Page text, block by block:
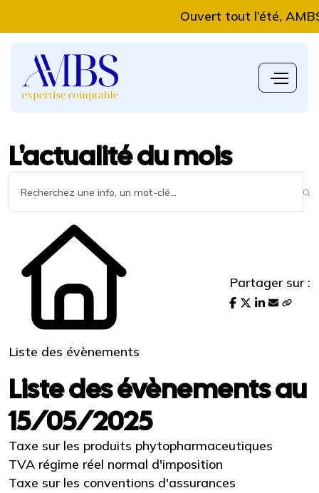
Ouvert tout l’été, AMBS
L'actualité du mois
Liste des évènements
Partager sur :
Liste des évènements au
15/05/2025
Taxe sur les produits phytopharmaceutiques
TVA régime réel normal d'imposition
Taxe sur les conventions d'assurances